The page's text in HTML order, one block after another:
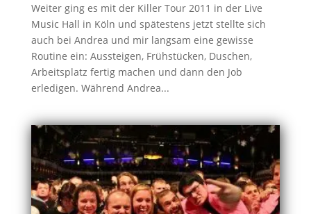
Weiter ging es mit der Killer Tour 2011 in der Live
Music Hall in Köln und spätestens jetzt stellte sich
auch bei Andrea und mir langsam eine gewisse
Routine ein: Aussteigen, Frühstücken, Duschen,
Arbeitsplatz fertig machen und dann den Job
erledigen. Während Andrea...